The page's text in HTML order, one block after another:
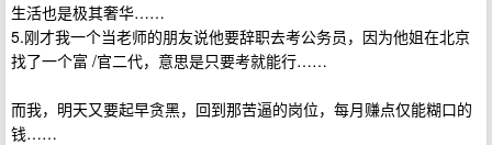
生活也是极其奢华……
5.刚才我一个当老师的朋友说他要辞职去考公务员，因为他姐在北京
找了一个富 /官二代，意思是只要考就能行……
而我，明天又要起早贪黑，回到那苦逼的岗位，每月赚点仅能糊口的
钱……